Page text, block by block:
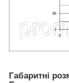
Габаритні